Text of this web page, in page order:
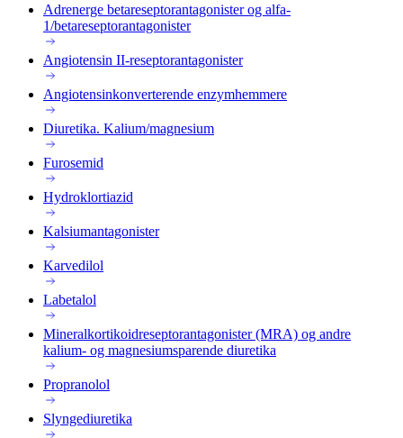
Adrenerge betareseptorantagonister og alfa-
1/betareseptorantagonister
Angiotensin II-reseptorantagonister
Angiotensinkonverterende enzymhemmere
Diuretika. Kalium/magnesium
Furosemid
Hydroklortiazid
Kalsiumantagonister
Karvedilol
Labetalol
Mineralkortikoidreseptorantagonister (MRA) og andre
kalium‑ og magnesiumsparende diuretika
Propranolol
Slyngediuretika